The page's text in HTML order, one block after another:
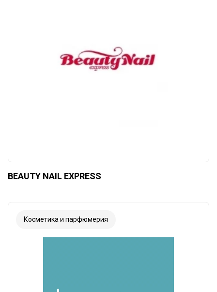
BEAUTY NAIL EXPRESS
Косметика и парфюмерия